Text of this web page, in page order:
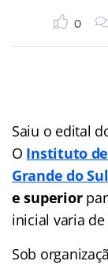
0
Saiu o edital
O Instituto de
Grande do Sul
e superior
inicial varia de
Sob